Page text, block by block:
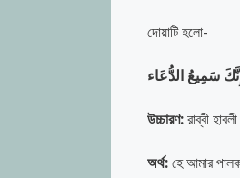
দোয়াটি হলো-
سَمِيعُ الدُّعَاء
উচ্চারণ:রাব্বী
অর্থ:হে আমার